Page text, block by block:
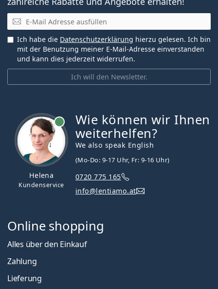
E-Mail
Ich will den Newsletter.
Ich habe die Datenschutzerklärung hierzu gelesen. Ich bin
mit der Benutzung meiner E-Mail-Adresse einverstanden
und kann dies jederzeit widerrufen.
Helena
Kundenservice
Wie können wir Ihnen
weiterhelfen?
We also speak English
(Mo-Do: 9-17 Uhr, Fr: 9-16 Uhr)
0720 775 165
info@lentiamo.at
Online shopping
Alles über den Einkauf
Zahlung
Lieferung